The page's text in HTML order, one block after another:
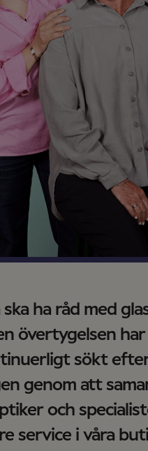
ha råd med
övertygelsen
sökt
genom att
och
service i våra